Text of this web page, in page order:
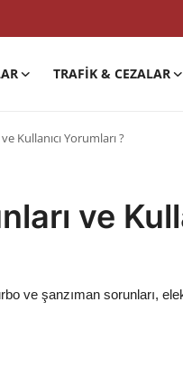
TRAFIK & CEZALAR
Kullanıcı Yorumları ?
ve
ve şanzıman sorunları,